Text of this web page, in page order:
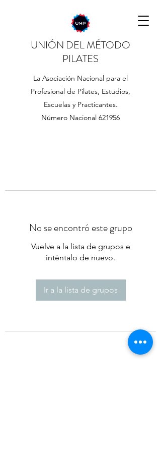
UNIÓN DEL MÉTODO
PILATES
La Asociación Nacional para el
Profesional de Pilates, Estudios,
Escuelas y Practicantes.
Número Nacional 621956
No se encontró este grupo
Vuelve a la lista de grupos e
inténtalo de nuevo.
Ir a la lista de grupos